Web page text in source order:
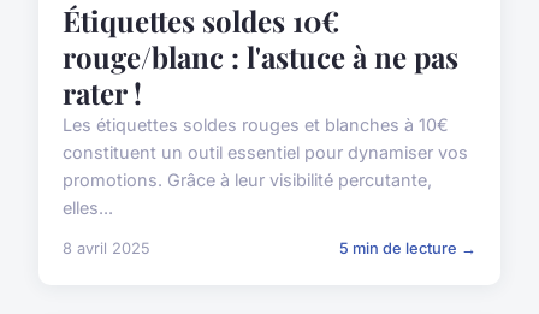
Étiquettes soldes 10€
rouge/blanc : l'astuce à ne pas
rater !
Les étiquettes soldes rouges et blanches à 10€
constituent un outil essentiel pour dynamiser vos
promotions. Grâce à leur visibilité percutante,
elles...
8 avril 2025 5 min de lecture →